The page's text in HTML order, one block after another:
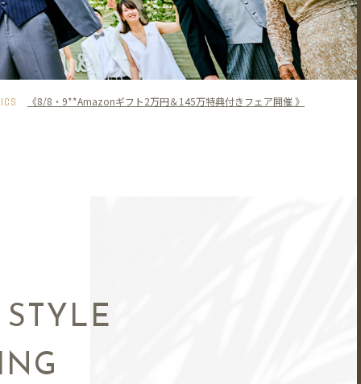
《8/8・9**Amazonギフト2万円＆145万特典付きフェア開催 》